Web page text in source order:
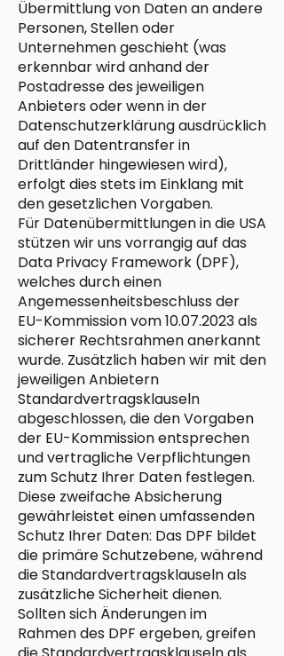
Übermittlung von Daten an andere
Personen, Stellen oder
Unternehmen geschieht (was
erkennbar wird anhand der
Postadresse des jeweiligen
Anbieters oder wenn in der
Datenschutzerklärung ausdrücklich
auf den Datentransfer in
Drittländer hingewiesen wird),
erfolgt dies stets im Einklang mit
den gesetzlichen Vorgaben.
Für Datenübermittlungen in die USA
stützen wir uns vorrangig auf das
Data Privacy Framework (DPF),
welches durch einen
Angemessenheitsbeschluss der
EU-Kommission vom10.07.2023als
sicherer Rechtsrahmen anerkannt
wurde. Zusätzlich haben wir mit den
jeweiligen Anbietern
Standardvertragsklauseln
abgeschlossen, die den Vorgaben
der EU-Kommission entsprechen
und vertragliche Verpflichtungen
zum Schutz Ihrer Daten festlegen.
Diese zweifache Absicherung
gewährleistet einen umfassenden
Schutz Ihrer Daten: Das DPF bildet
die primäre Schutzebene, während
die Standardvertragsklauseln als
zusätzliche Sicherheit dienen.
Sollten sich Änderungen im
Rahmen des DPF ergeben, greifen